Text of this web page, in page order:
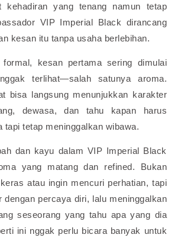
kehadiran yang tenang namun tetap
VIP Imperial Black dirancang
kesan itu tanpa usaha berlebihan.
formal, kesan pertama sering dimulai
terlihat—salah satunya aroma.
bisa langsung menunjukkan karakter
dewasa, dan tahu kapan harus
tapi tetap meninggalkan wibawa.
dan kayu dalam VIP Imperial Black
yang matang dan refined. Bukan
atau ingin mencuri perhatian, tapi
dengan percaya diri, lalu meninggalkan
seseorang yang tahu apa yang dia
ini nggak perlu bicara banyak untuk